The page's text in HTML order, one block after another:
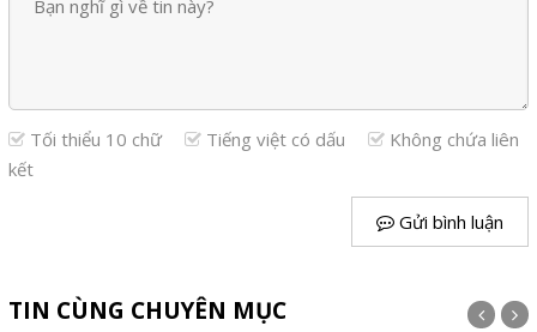
Tối thiểu 10 chữ Tiếng việt có dấu
Không chứa liên
kết
Gửi bình luận
TIN CÙNG CHUYÊN MỤC